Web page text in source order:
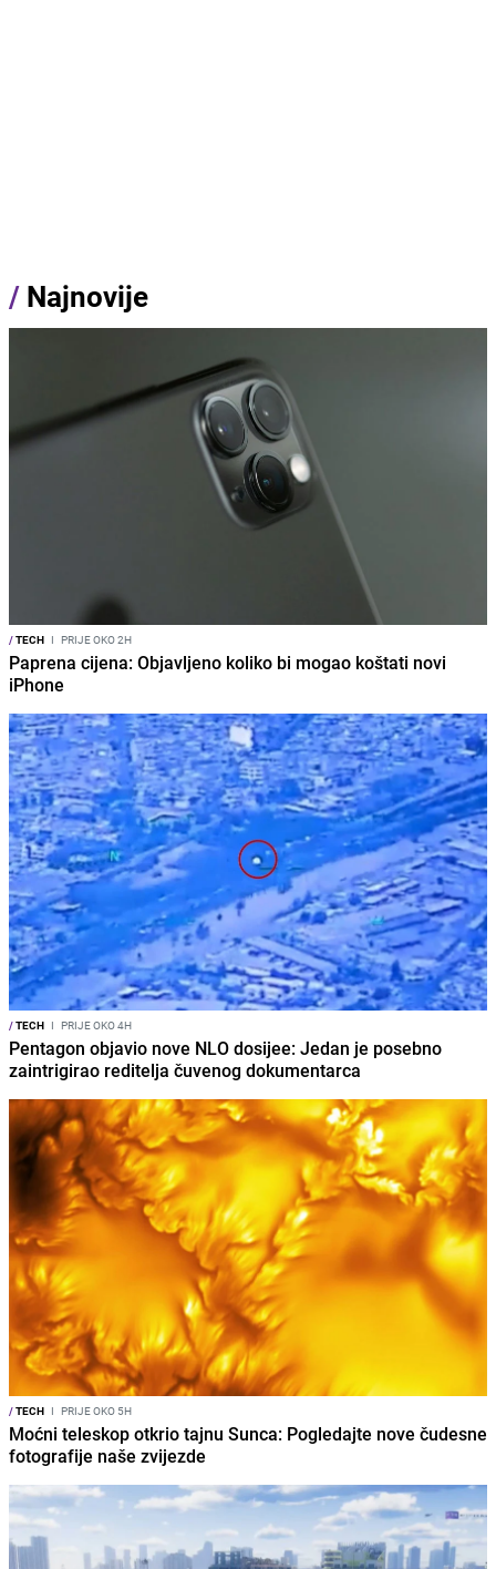
/ Najnovije
/TECH I PRIJE OKO 2H
Paprena cijena: Objavljeno koliko bi mogao koštati novi
iPhone
/TECH I PRIJE OKO 4H
Pentagon objavio nove NLO dosijee: Jedan je posebno
zaintrigirao reditelja čuvenog dokumentarca
/TECH I PRIJE OKO 5H
Moćni teleskop otkrio tajnu Sunca: Pogledajte nove čudesne
fotografije naše zvijezde